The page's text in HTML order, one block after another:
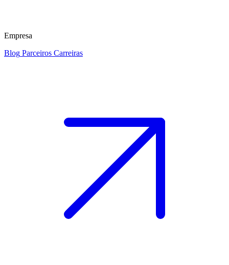
Empresa
Blog Parceiros Carreiras